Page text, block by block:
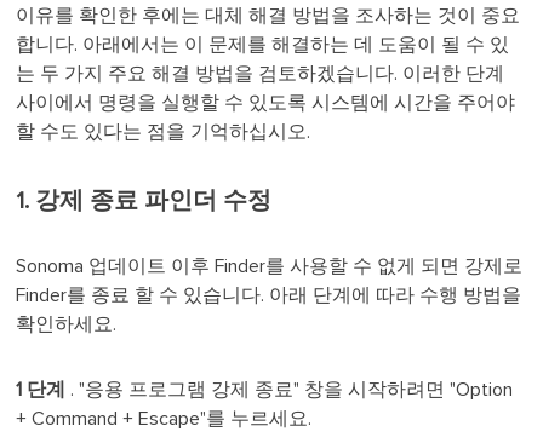
이유를 확인한 후에는 대체 해결 방법을 조사하는 것이 중요
합니다. 아래에서는 이 문제를 해결하는 데 도움이 될 수 있
는 두 가지 주요 해결 방법을 검토하겠습니다. 이러한 단계
사이에서 명령을 실행할 수 있도록 시스템에 시간을 주어야
할 수도 있다는 점을 기억하십시오.
1. 강제 종료 파인더 수정
Sonoma 업데이트 이후 Finder를 사용할 수 없게 되면 강제로
Finder를 종료 할 수 있습니다. 아래 단계에 따라 수행 방법을
확인하세요.
1 단계
. "응용 프로그램 강제 종료" 창을 시작하려면 "Option
+ Command + Escape"를 누르세요.